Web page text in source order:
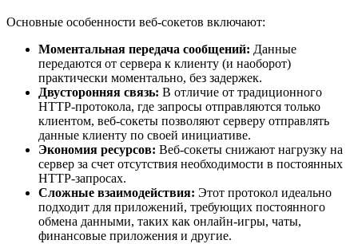
Основные особенности веб-сокетов включают:
Моментальная передача сообщений: Данные
передаются от сервера к клиенту (и наоборот)
практически моментально, без задержек.
Двусторонняя связь: В отличие от традиционного
HTTP-протокола, где запросы отправляются только
клиентом, веб-сокеты позволяют серверу отправлять
данные клиенту по своей инициативе.
Экономия ресурсов: Веб-сокеты снижают нагрузку на
сервер за счет отсутствия необходимости в постоянных
HTTP-запросах.
Сложные взаимодействия: Этот протокол идеально
подходит для приложений, требующих постоянного
обмена данными, таких как онлайн-игры, чаты,
финансовые приложения и другие.